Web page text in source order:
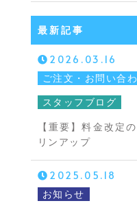
最新記事
2026.03.16
ご注文・お問い合
スタッフブログ
【重要】料金改定
リンアップ
2025.05.18
お知らせ